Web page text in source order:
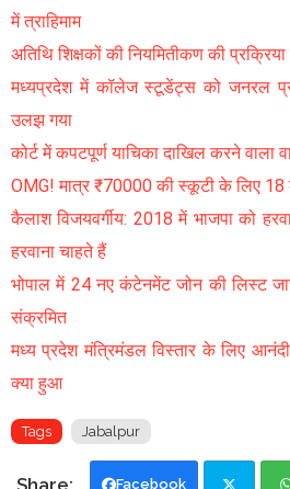
में त्राहिमाम
अतिथि शिक्षकों की नियमितीकण की
मध्यप्रदेश में कॉलेज स्टूडेंट्स को जनरल
उलझ गया
कोर्ट में कपटपूर्ण याचिका दाखिल करने वाला
OMG! मात्र ₹70000 की स्कूटी के लिए
कैलाश विजयवर्गीय: 2018 में भाजपा को
हरवाना चाहते हैं
भोपाल में 24 नए कंटेनमेंट जोन की लिस्ट
संक्रमित
मध्य प्रदेश मंत्रिमंडल विस्तार के लिए
क्या हुआ
Tags Jabalpur
Facebook